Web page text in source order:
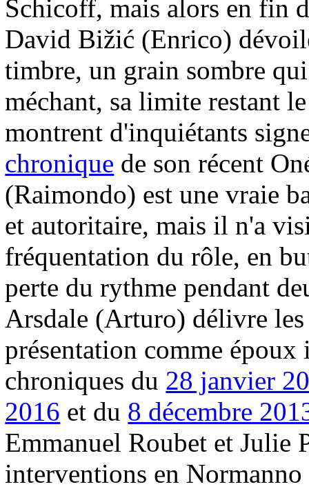
Schicoff, mais alors en fin
David Bižić (Enrico)
timbre, un grain sombre
méchant, sa limite restant
montrent d'inquiétants
chronique de son récent
(Raimondo) est une vraie
et autoritaire, mais il n'a
fréquentation du rôle, en
perte du rythme pendant
Arsdale (Arturo) délivre les
présentation comme
chroniques du 28 janvier
2016 et du 8 décembre
Emmanuel Roubet et Julie
interventions en